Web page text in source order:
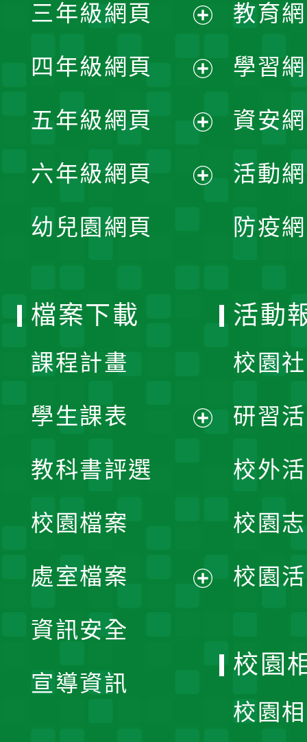
選
單
開
選
單
三年級網頁
開
選
單
四年級網頁
開
選
五年級網頁
開
六年級網頁
幼兒園網頁
教育
學習
資安
活動
防疫
檔案下載
課程計畫
學生課表
單
教科書評選
校園檔案
處室檔案
資訊安全
宣導資訊
活動
校園
研習
校外
校園
校園
校園
校園